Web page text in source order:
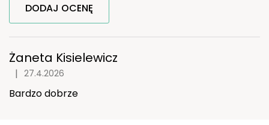
DODAJ OCENĘ
i
s
a
o
Żaneta Kisielewicz
Ocena produktu to 5 na 5 gwiazdek.
| 27.4.2026
Bardzo dobrze